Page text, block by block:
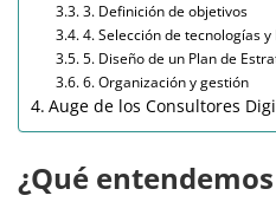
3. Definición de objetivos
4. Selección de tecnologías
5. Diseño de un Plan de
6. Organización y gestión
Auge de los Consultores
¿Qué